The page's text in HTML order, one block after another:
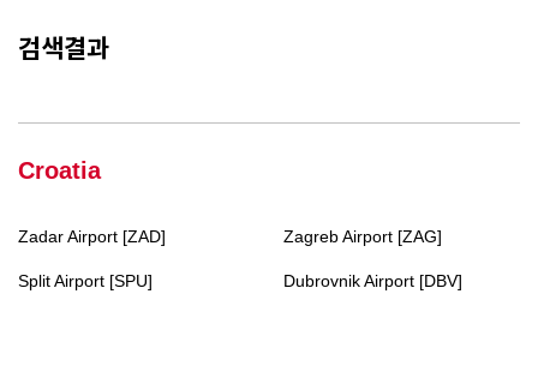
검색결과
Croatia
Zadar Airport [ZAD] Zagreb Airport [ZAG]
Split Airport [SPU] Dubrovnik Airport [DBV]